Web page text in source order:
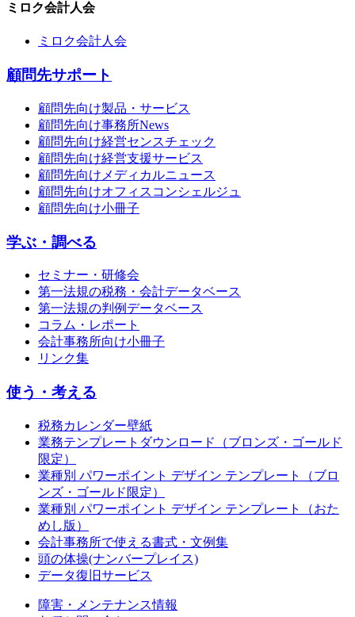
ミロク会計人会
ミロク会計人会
顧問先サポート
顧問先向け製品・サービス
顧問先向け事務所News
顧問先向け経営センスチェック
顧問先向け経営支援サービス
顧問先向けメディカルニュース
顧問先向けオフィスコンシェルジュ
顧問先向け小冊子
学ぶ・調べる
セミナー・研修会
第一法規の税務・会計データベース
第一法規の判例データベース
コラム・レポート
会計事務所向け小冊子
リンク集
使う・考える
税務カレンダー壁紙
業務テンプレートダウンロード（ブロンズ・ゴールド
限定）
業種別 パワーポイント デザイン テンプレート（ブロ
ンズ・ゴールド限定）
業種別 パワーポイント デザイン テンプレート（おた
めし版）
会計事務所で使える書式・文例集
頭の体操(ナンバープレイス)
データ復旧サービス
障害・メンテナンス情報